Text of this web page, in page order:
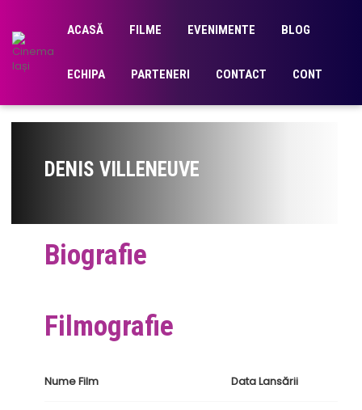
ACASĂ FILME EVENIMENTE BLOG
ECHIPA PARTENERI CONTACT CONT
DENIS VILLENEUVE
Biografie
Filmografie
Nume Film Data Lansării